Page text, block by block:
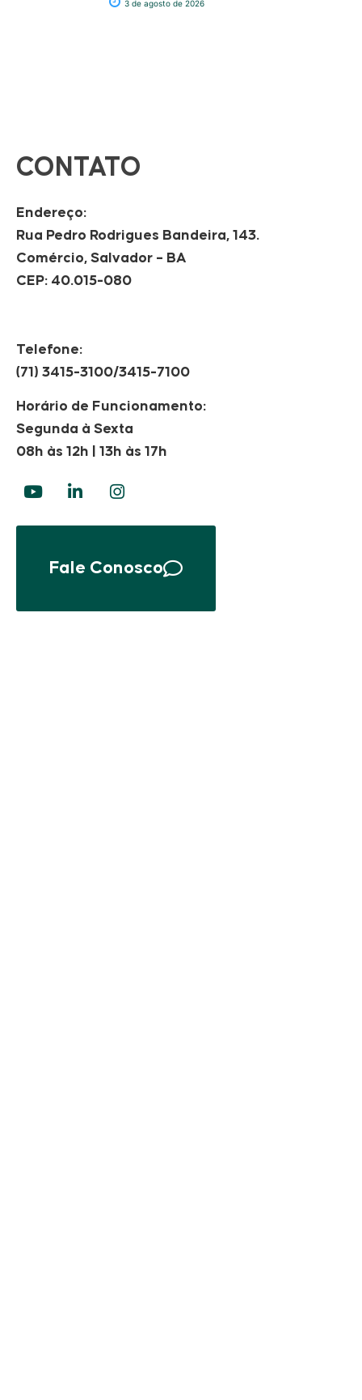
3 de agosto de 2026
CONTATO
Endereço:
Rua Pedro Rodrigues Bandeira, 143.
Comércio, Salvador – BA
CEP: 40.015-080
Telefone:
(71) 3415-3100/3415-7100
Horário de Funcionamento:
Segunda à Sexta
08h às 12h | 13h às 17h
Fale Conosco